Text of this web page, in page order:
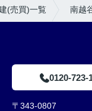
(売買)一覧 南越
0120-723-
〒343-0807